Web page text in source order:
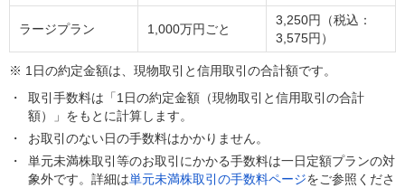
ラージプラン 1,000万円ごと
3,250円（税込：
3,575円）
※ 1日の約定金額は、現物取引と信用取引の合計額です。
取引手数料は「1日の約定金額（現物取引と信用取引の合計
額）」をもとに計算します。
お取引のない日の手数料はかかりません。
単元未満株取引等のお取引にかかる手数料は一日定額プランの対
象外です。詳細は単元未満株取引の手数料ページをご参照くださ